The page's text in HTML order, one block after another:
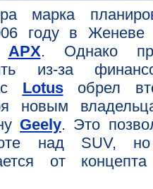
марка
году в Женеве
APX. Однако
из-за
Lotusобрел
новым
Geely. Это
над SUV,
от